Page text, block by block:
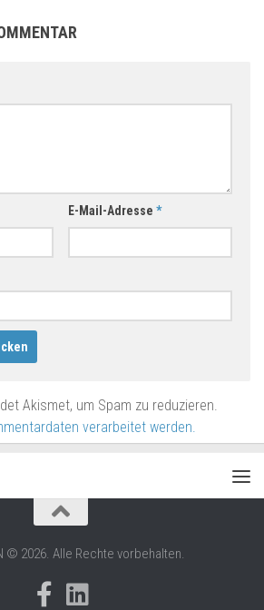
E-Mail-Adresse *
Akismet, um Spam zu reduzieren.
verarbeitet werden.
© 2026. Alle Rechte vorbehalten.